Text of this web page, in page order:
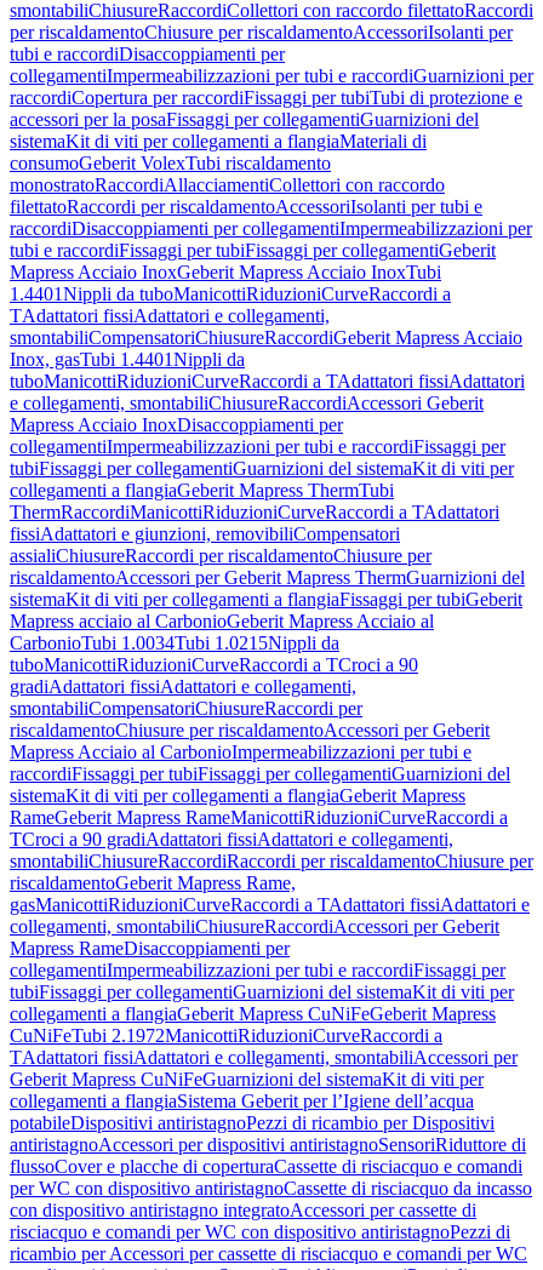
smontabiliChiusureRaccordiCollettori con raccordo filettatoRaccordi
per riscaldamentoChiusure per riscaldamentoAccessoriIsolanti per
tubi e raccordiDisaccoppiamenti per
collegamentiImpermeabilizzazioni per tubi e raccordiGuarnizioni per
raccordiCopertura per raccordiFissaggi per tubiTubi di protezione e
accessori per la posaFissaggi per collegamentiGuarnizioni del
sistemaKit di viti per collegamenti a flangiaMateriali di
consumoGeberit VolexTubi riscaldamento
monostratoRaccordiAllacciamentiCollettori con raccordo
filettatoRaccordi per riscaldamentoAccessoriIsolanti per tubi e
raccordiDisaccoppiamenti per collegamentiImpermeabilizzazioni per
tubi e raccordiFissaggi per tubiFissaggi per collegamentiGeberit
Mapress Acciaio InoxGeberit Mapress Acciaio InoxTubi
1.4401Nippli da tuboManicottiRiduzioniCurveRaccordi a
TAdattatori fissiAdattatori e collegamenti,
smontabiliCompensatoriChiusureRaccordiGeberit Mapress Acciaio
Inox, gasTubi 1.4401Nippli da
tuboManicottiRiduzioniCurveRaccordi a TAdattatori fissiAdattatori
e collegamenti, smontabiliChiusureRaccordiAccessori Geberit
Mapress Acciaio InoxDisaccoppiamenti per
collegamentiImpermeabilizzazioni per tubi e raccordiFissaggi per
tubiFissaggi per collegamentiGuarnizioni del sistemaKit di viti per
collegamenti a flangiaGeberit Mapress ThermTubi
ThermRaccordiManicottiRiduzioniCurveRaccordi a TAdattatori
fissiAdattatori e giunzioni, removibiliCompensatori
assialiChiusureRaccordi per riscaldamentoChiusure per
riscaldamentoAccessori per Geberit Mapress ThermGuarnizioni del
sistemaKit di viti per collegamenti a flangiaFissaggi per tubiGeberit
Mapress acciaio al CarbonioGeberit Mapress Acciaio al
CarbonioTubi 1.0034Tubi 1.0215Nippli da
tuboManicottiRiduzioniCurveRaccordi a TCroci a 90
gradiAdattatori fissiAdattatori e collegamenti,
smontabiliCompensatoriChiusureRaccordi per
riscaldamentoChiusure per riscaldamentoAccessori per Geberit
Mapress Acciaio al CarbonioImpermeabilizzazioni per tubi e
raccordiFissaggi per tubiFissaggi per collegamentiGuarnizioni del
sistemaKit di viti per collegamenti a flangiaGeberit Mapress
RameGeberit Mapress RameManicottiRiduzioniCurveRaccordi a
TCroci a 90 gradiAdattatori fissiAdattatori e collegamenti,
smontabiliChiusureRaccordiRaccordi per riscaldamentoChiusure per
riscaldamentoGeberit Mapress Rame,
gasManicottiRiduzioniCurveRaccordi a TAdattatori fissiAdattatori e
collegamenti, smontabiliChiusureRaccordiAccessori per Geberit
Mapress RameDisaccoppiamenti per
collegamentiImpermeabilizzazioni per tubi e raccordiFissaggi per
tubiFissaggi per collegamentiGuarnizioni del sistemaKit di viti per
collegamenti a flangiaGeberit Mapress CuNiFeGeberit Mapress
CuNiFeTubi 2.1972ManicottiRiduzioniCurveRaccordi a
TAdattatori fissiAdattatori e collegamenti, smontabiliAccessori per
Geberit Mapress CuNiFeGuarnizioni del sistemaKit di viti per
collegamenti a flangiaSistema Geberit per l’Igiene dell’acqua
potabileDispositivi antiristagnoPezzi di ricambio per Dispositivi
antiristagnoAccessori per dispositivi antiristagnoSensoriRiduttore di
flussoCover e placche di coperturaCassette di risciacquo e comandi
per WC con dispositivo antiristagnoCassette di risciacquo da incasso
con dispositivo antiristagno integratoAccessori per cassette di
risciacquo e comandi per WC con dispositivo antiristagnoPezzi di
ricambio per Accessori per cassette di risciacquo e comandi per WC